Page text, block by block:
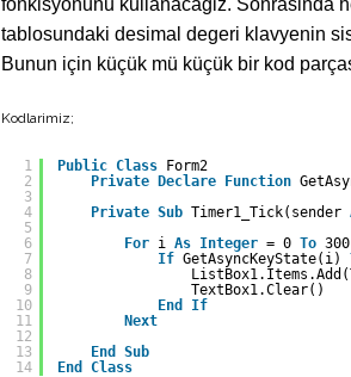
tablosundaki desimal degeri klavyenin
Bunun için küçük mü küçük bir kod
Kodlarimiz;
1
2
3
4
5
6
7
8
9
10
11
12
13
14
Public Class Form2
Private Declare Function
Private Sub Timer1_Tick(sender
For i As Integer = 0 To 300
If GetAsyncKeyState(i)
TextBox1.Clear()
End
If
Next
End
Sub
End
Class